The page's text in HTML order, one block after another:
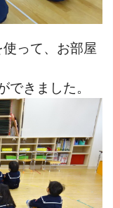
って、お部屋
できました。